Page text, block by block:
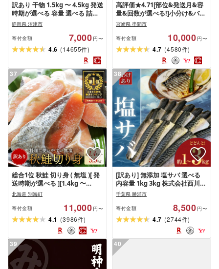
訳あり 干物 1.5kg 〜 4.5kg 発送
時期が選べる 容量 選べる 詰め
合わせ セット ホッケ 金目鯛 ア
ジ サバ カレイ 赤魚 醤油干し フ
ィレ 冷凍 ひもの 規格外 不揃い
沼津 配送不可地域 あり 海鮮 魚
冷凍
静岡県 沼津市
寄付金額 7,000 円〜
4.6 (14655件)
高評価★4.71[部位&発送月&容
量&回数が選べる!]小分け&バラ
バラ! 宮崎県産 鶏ももor むね肉
or セット カット 1.5kg〜27kg
肉 お肉 鶏むね肉 鶏肉 鶏 パック
精肉 ムネ もも肉 小分け 鳥肉 ふ
るさと おすすめ 人気 贈り物 お
すそ分け 宮崎県 送料無料
宮崎県 串間市
寄付金額 10,000 円〜
4.7 (4580件)
37
総合1位 秋鮭 切り身 ( 無塩 )[ 発
送時期が選べる ][1.4kg 〜
5.6kg]( ふるさと納税 鮭 切身 切
り身 秋鮭 ふるさと納税 訳あり
ふるさと わけあり 不揃い 秋鮭
国産 海鮮 サケ シャケ 魚 切り身
海鮮 魚介 鮭 人気 ランキング 北
北海道 別海町
寄付金額 11,000 円〜
4.1 (3986件)
38
[訳あり] 無添加 塩サバ 選べる
内容量 1kg 3kg 株式会社西川
[出荷時期をお選びください]千
葉県 勝浦市 塩サバ さば 切り身
魚 無添加 冷凍 訳あり 切身 大容
量 規格外 贈り物 ギフト 海鮮 冷
凍 食品[配送不可地域あり](離
千葉県 勝浦市
寄付金額 8,500 円〜
4.7 (2744件)
39 40